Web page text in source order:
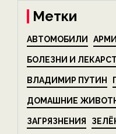
Метки
АВТОМОБИЛИ
БОЛЕЗНИ И
ВЛАДИМИР ПУТИН
ДОМАШНИЕ
ЗАГРЯЗНЕНИЯ